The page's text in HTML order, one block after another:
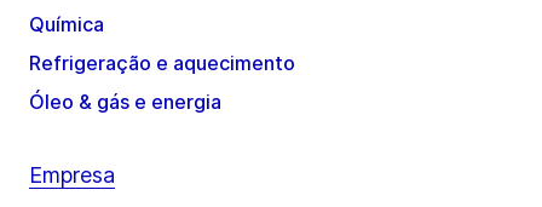
Química
Refrigeração e aquecimento
Óleo & gás e energia
Empresa